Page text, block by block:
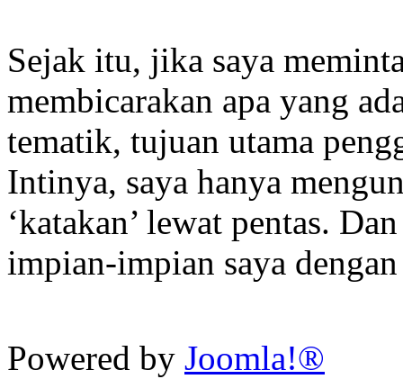
Sejak itu, jika saya
membicarakan apa yang
tematik, tujuan utama
Intinya, saya hanya
‘katakan’ lewat pentas.
impian-impian saya
Powered by Joomla!®